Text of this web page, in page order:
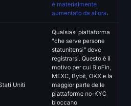
è materialmente
aumentato da allora.
Uniti
Qualsiasi piattaforma
"che serve persone
statunitensi" deve
registrarsi. Questo è il
motivo per cui BloFin,
MEXC, Bybit, OKX e la
maggior parte delle
piattaforme no-KYC
bloccano